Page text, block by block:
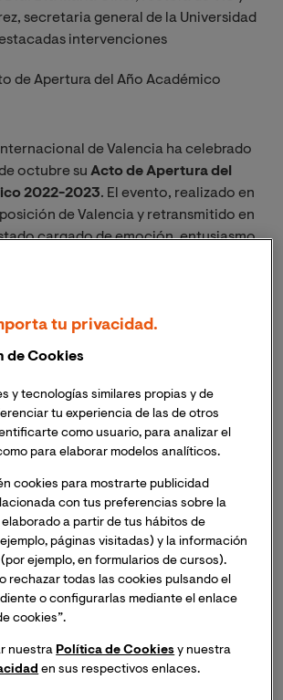
secretaria general de la Universidad
intervenciones
de Apertura del Año Académico
de Valencia ha celebrado
octubre su Acto de Apertura del
2022-2023. El evento, realizado en
de Valencia y retransmitido en
cargado de emoción, entusiasmo
curso que comienza y las
que ofrece.
Image
secretaria general de VIU en su
intervención
inicio protocolario, en que no
tu privacidad.
de Cookies
y tecnologías similares propias y de
tu experiencia de las de otros
como usuario, para analizar el
para elaborar modelos analíticos.
cookies para mostrarte publicidad
con tus preferencias sobre la
a partir de tus hábitos de
páginas visitadas) y la información
ejemplo, en formularios de cursos).
rechazar todas las cookies pulsando el
o configurarlas mediante el enlace
cookies”.
nuestra Política de Cookies y nuestra
en sus respectivos enlaces.